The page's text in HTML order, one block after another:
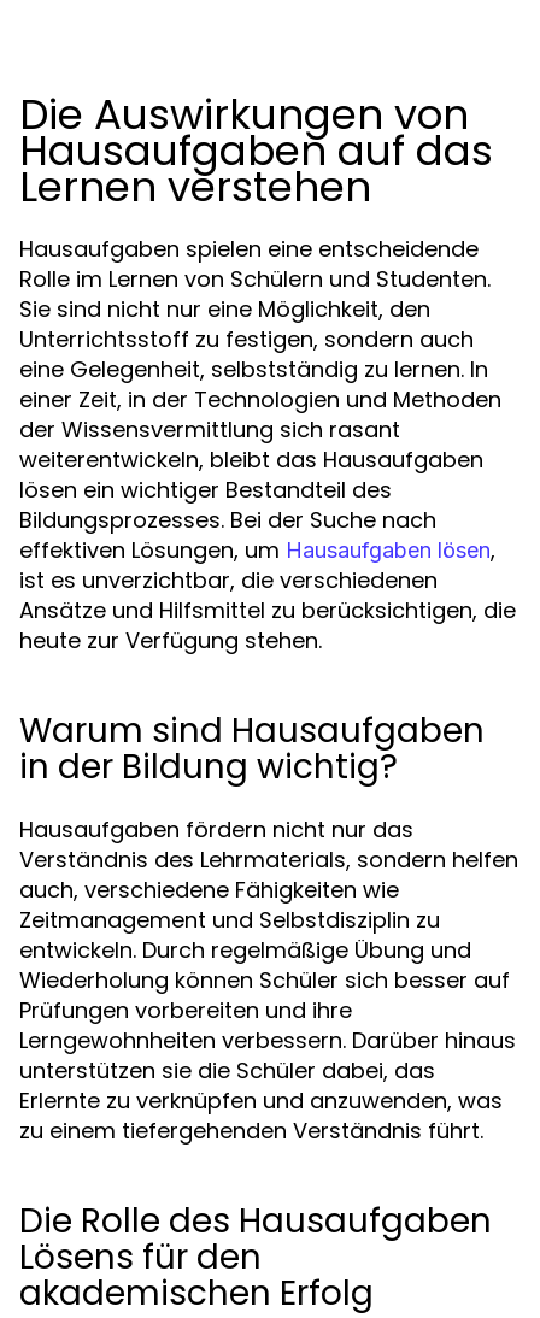
Die Auswirkungen von
Hausaufgaben auf das
Lernen verstehen
Hausaufgaben spielen eine entscheidende
Rolle im Lernen von Schülern und Studenten.
Sie sind nicht nur eine Möglichkeit, den
Unterrichtsstoff zu festigen, sondern auch
eine Gelegenheit, selbstständig zu lernen. In
einer Zeit, in der Technologien und Methoden
der Wissensvermittlung sich rasant
weiterentwickeln, bleibt das Hausaufgaben
lösen ein wichtiger Bestandteil des
Bildungsprozesses. Bei der Suche nach
effektiven Lösungen, um Hausaufgaben lösen,
ist es unverzichtbar, die verschiedenen
Ansätze und Hilfsmittel zu berücksichtigen, die
heute zur Verfügung stehen.
Warum sind Hausaufgaben
in der Bildung wichtig?
Hausaufgaben fördern nicht nur das
Verständnis des Lehrmaterials, sondern helfen
auch, verschiedene Fähigkeiten wie
Zeitmanagement und Selbstdisziplin zu
entwickeln. Durch regelmäßige Übung und
Wiederholung können Schüler sich besser auf
Prüfungen vorbereiten und ihre
Lerngewohnheiten verbessern. Darüber hinaus
unterstützen sie die Schüler dabei, das
Erlernte zu verknüpfen und anzuwenden, was
zu einem tiefergehenden Verständnis führt.
Die Rolle des Hausaufgaben
Lösens für den
akademischen Erfolg